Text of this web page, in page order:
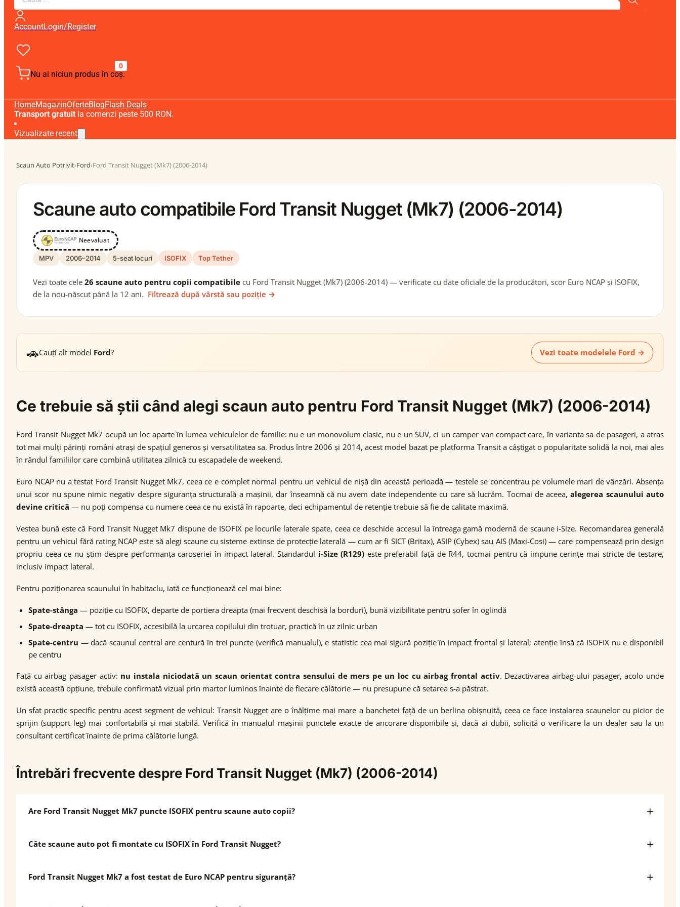
AccountLogin/Register
0
Nu ai niciun produs în coș.
HomeMagazinOferteBlogFlash Deals
Transport gratuit la comenzi peste 500 RON.
Vizualizate recent
Scaun Auto Potrivit›Ford›Ford Transit Nugget (Mk7) (2006-2014)
Scaune auto compatibile Ford Transit Nugget (Mk7) (2006-2014)
Neevaluat
MPV 2006–2014 5-seat locuri ISOFIX Top Tether
Vezi toate cele 26 scaune auto pentru copii compatibile cu Ford Transit Nugget (Mk7) (2006-2014) — verificate cu date oficiale de la producători, scor Euro NCAP și ISOFIX,
de la nou-născut până la 12 ani. Filtrează după vârstă sau poziție →
🚗Cauți alt model Ford? Vezi toate modelele Ford →
Ce trebuie să știi când alegi scaun auto pentru Ford Transit Nugget (Mk7) (2006-2014)
Ford Transit Nugget Mk7 ocupă un loc aparte în lumea vehiculelor de familie: nu e un monovolum clasic, nu e un SUV, ci un camper van compact care, în varianta sa de pasageri, a atras
tot mai mulți părinți români atrași de spațiul generos și versatilitatea sa. Produs între 2006 și 2014, acest model bazat pe platforma Transit a câștigat o popularitate solidă la noi, mai ales
în rândul familiilor care combină utilitatea zilnică cu escapadele de weekend.
Euro NCAP nu a testat Ford Transit Nugget Mk7, ceea ce e complet normal pentru un vehicul de nișă din această perioadă — testele se concentrau pe volumele mari de vânzări. Absența
unui scor nu spune nimic negativ despre siguranța structurală a mașinii, dar înseamnă că nu avem date independente cu care să lucrăm. Tocmai de aceea,alegerea scaunului auto
devine critică — nu poți compensa cu numere ceea ce nu există în rapoarte, deci echipamentul de retenție trebuie să fie de calitate maximă.
Vestea bună este că Ford Transit Nugget Mk7 dispune de ISOFIX pe locurile laterale spate, ceea ce deschide accesul la întreaga gamă modernă de scaune i-Size. Recomandarea generală
pentru un vehicul fără rating NCAP este să alegi scaune cu sisteme extinse de protecție laterală — cum ar fi SICT (Britax), ASIP (Cybex) sau AIS (Maxi-Cosi) — care compensează prin design
propriu ceea ce nu știm despre performanța caroseriei în impact lateral. Standardul i-Size (R129) este preferabil față de R44, tocmai pentru că impune cerințe mai stricte de testare,
inclusiv impact lateral.
Pentru poziționarea scaunului în habitaclu, iată ce funcționează cel mai bine:
Spate-stânga — poziție cu ISOFIX, departe de portiera dreapta (mai frecvent deschisă la borduri), bună vizibilitate pentru șofer în oglindă
Spate-dreapta — tot cu ISOFIX, accesibilă la urcarea copilului din trotuar, practică în uz zilnic urban
Spate-centru — dacă scaunul central are centură în trei puncte (verifică manualul), e statistic cea mai sigură poziție în impact frontal și lateral; atenție însă că ISOFIX nu e disponibil
pe centru
Față cu airbag pasager activ: nu instala niciodată un scaun orientat contra sensului de mers pe un loc cu airbag frontal activ. Dezactivarea airbag-ului pasager, acolo unde
există această opțiune, trebuie confirmată vizual prin martor luminos înainte de fiecare călătorie — nu presupune că setarea s-a păstrat.
Un sfat practic specific pentru acest segment de vehicul: Transit Nugget are o înălțime mai mare a banchetei față de un berlina obișnuită, ceea ce face instalarea scaunelor cu picior de
sprijin (support leg) mai confortabilă și mai stabilă. Verifică în manualul mașinii punctele exacte de ancorare disponibile și, dacă ai dubii, solicită o verificare la un dealer sau la un
consultant certificat înainte de prima călătorie lungă.
Întrebări frecvente despre Ford Transit Nugget (Mk7) (2006-2014)
Are Ford Transit Nugget Mk7 puncte ISOFIX pentru scaune auto copii?
Câte scaune auto pot fi montate cu ISOFIX în Ford Transit Nugget?
Ford Transit Nugget Mk7 a fost testat de Euro NCAP pentru siguranță?